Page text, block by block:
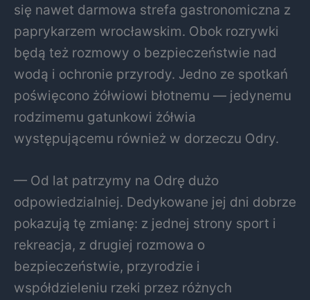
się nawet darmowa strefa gastronomiczna z
paprykarzem wrocławskim. Obok rozrywki
będą też rozmowy o bezpieczeństwie nad
wodą i ochronie przyrody. Jedno ze spotkań
poświęcono żółwiowi błotnemu — jedynemu
rodzimemu gatunkowi żółwia
występującemu również w dorzeczu Odry.
— Od lat patrzymy na Odrę dużo
odpowiedzialniej. Dedykowane jej dni dobrze
pokazują tę zmianę: z jednej strony sport i
rekreacja, z drugiej rozmowa o
bezpieczeństwie, przyrodzie i
współdzieleniu rzeki przez różnych